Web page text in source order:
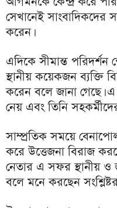
সেখানেই সাংবাদিকদের
করেন।
এদিকে সীমান্ত
স্থানীয় কয়েকজন ব্যক্তি
করেন বলে জানা গেছে। এ
নেয় এবং তিনি
সাম্প্রতিক সময়ে
করে উত্তেজনা বিরাজ
নেতার এ সফর স্থানীয় ও
বলে মনে করছেন